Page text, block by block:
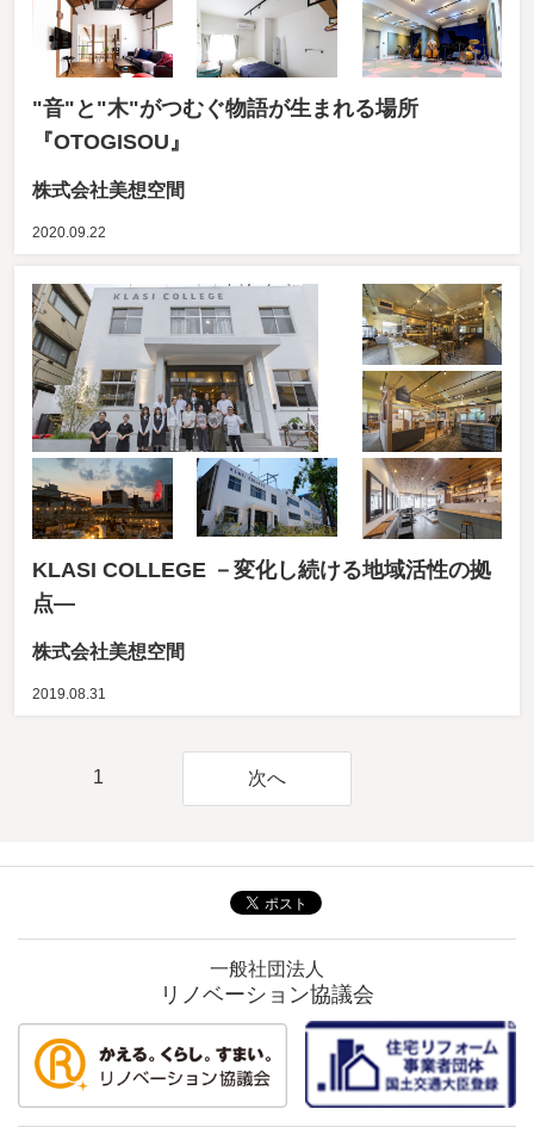
"音"と"木"がつむぐ物語が生まれる場所
『OTOGISOU』
株式会社美想空間
2020.09.22
KLASI COLLEGE －変化し続ける地域活性の拠
点―
株式会社美想空間
2019.08.31
1 次へ
一般社団法人
リノベーション協議会